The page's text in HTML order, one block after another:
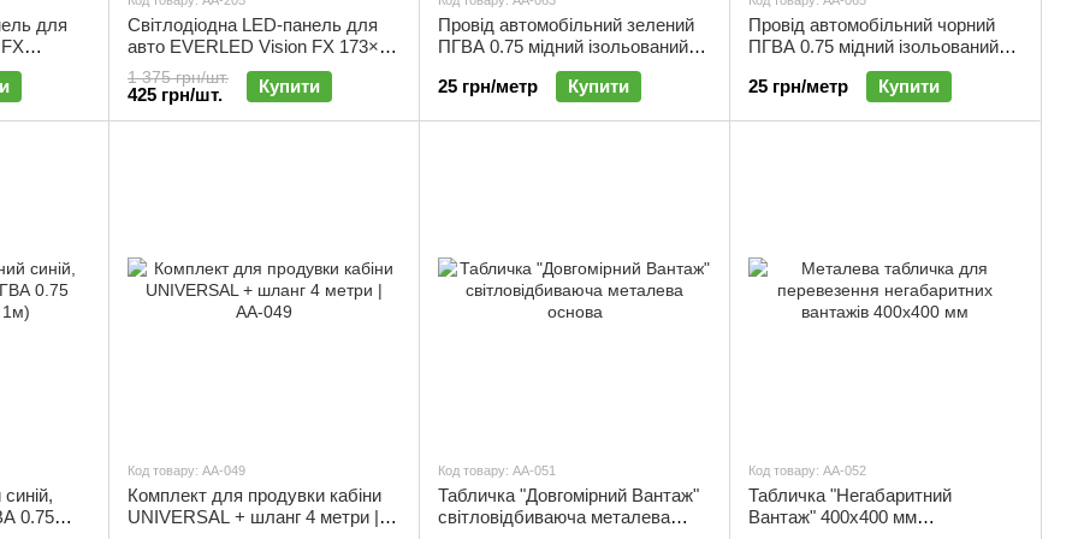
для
Світлодіодна LED-панель для
авто EVERLED Vision FX 173×70
мм з ефектом "очей", текстами,
анімаціями та малюнками |
АА-205
1 375 грн/шт.
425 грн/шт. Купити
Провід автомобільний зелений
ПГВА 0.75 мідний ізольований
ПВХ (за 1м) | АА-063
25 грн/метр
Купити
Провід автомобільний чорний
ПГВА 0.75 мідний ізольований
ПВХ (за 1м) | АА-065
25 грн/метр
Купити
0.75
Код товару: АА-049
Комплект для продувки кабіни
UNIVERSAL + шланг 4 метри |
Код товару: АА-051
Табличка "Довгомірний Вантаж"
світловідбиваюча металева
Код товару: АА-052
Табличка "Негабаритний
Вантаж" 400х400 мм